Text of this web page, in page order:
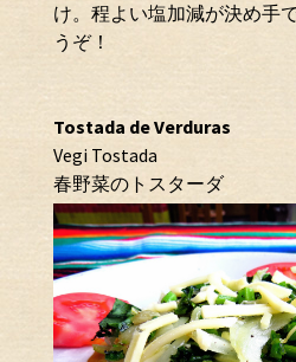
け。程よい塩加減が決め手
うぞ
Tostada de Verduras
Vegi Tostada
春野菜のトスターダ